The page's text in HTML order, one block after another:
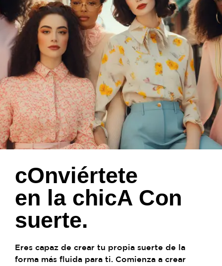
cOnviértete
en la chicA Con
suerte.
Eres capaz de crear tu propia suerte de la
forma más fluida para ti. Comienza a crear